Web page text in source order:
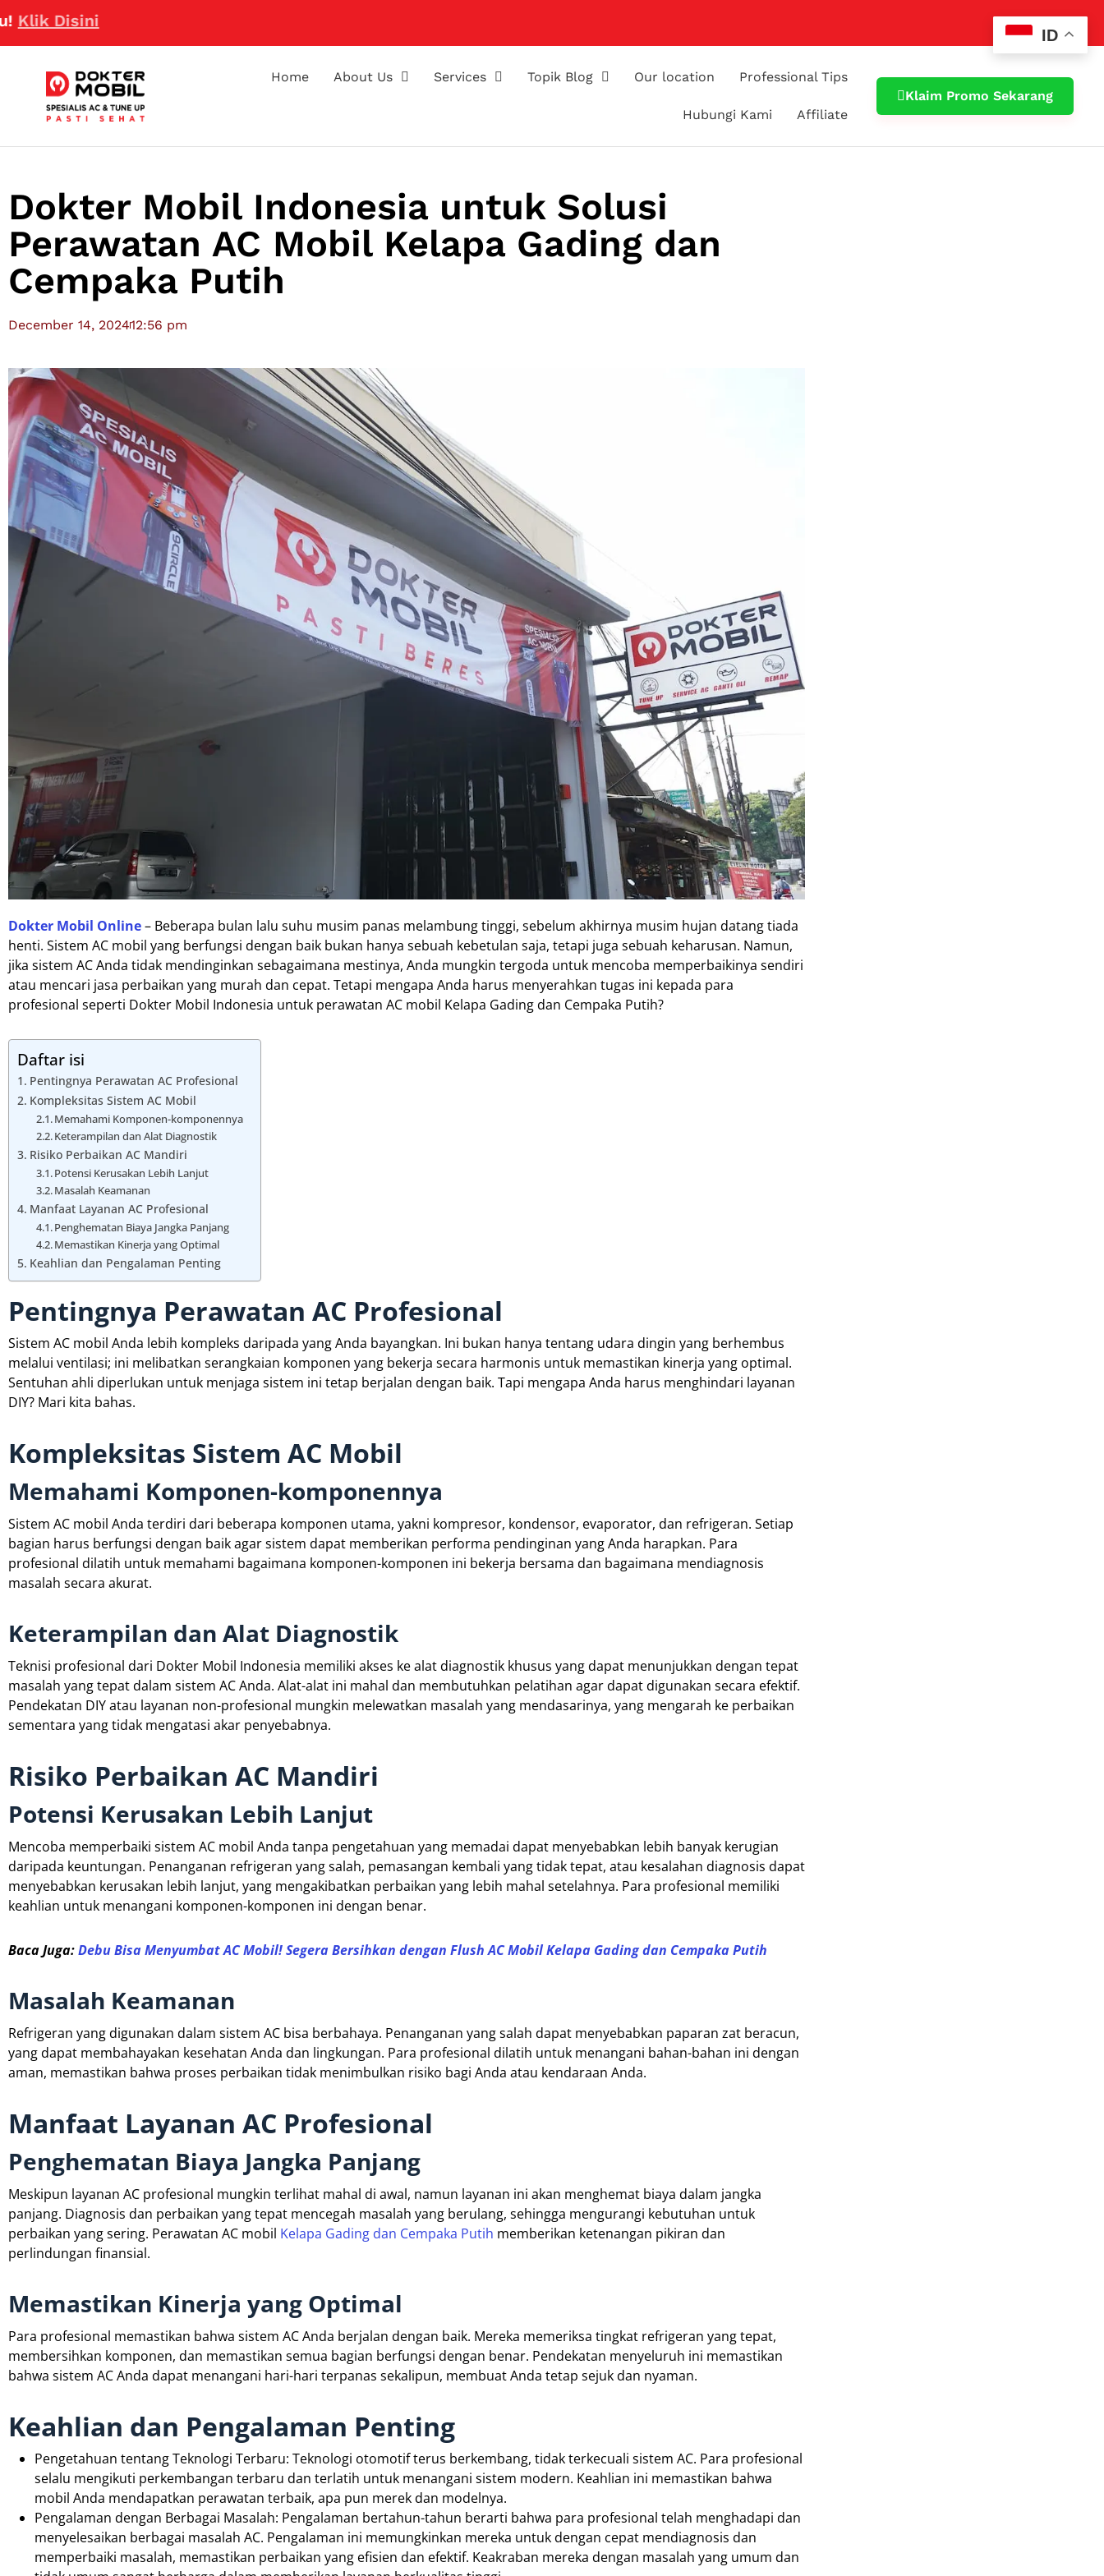
Home About Us Services Topik Blog Our location Professional Tips
Hubungi Kami Affiliate
Klaim Promo Sekarang
Dokter Mobil Indonesia untuk Solusi
Perawatan AC Mobil Kelapa Gading dan
Cempaka Putih
December 14, 202412:56 pm
Dokter Mobil Online– Beberapa bulan lalu suhu musim panas melambung tinggi, sebelum akhirnya musim hujan datang tiada
henti. Sistem AC mobil yang berfungsi dengan baik bukan hanya sebuah kebetulan saja, tetapi juga sebuah keharusan. Namun,
jika sistem AC Anda tidak mendinginkan sebagaimana mestinya, Anda mungkin tergoda untuk mencoba memperbaikinya sendiri
atau mencari jasa perbaikan yang murah dan cepat. Tetapi mengapa Anda harus menyerahkan tugas ini kepada para
profesional seperti Dokter Mobil Indonesia untuk perawatan AC mobil Kelapa Gading dan Cempaka Putih?
Daftar isi
Pentingnya Perawatan AC Profesional
Kompleksitas Sistem AC Mobil
Memahami Komponen-komponennya
Keterampilan dan Alat Diagnostik
Risiko Perbaikan AC Mandiri
Potensi Kerusakan Lebih Lanjut
Masalah Keamanan
Manfaat Layanan AC Profesional
Penghematan Biaya Jangka Panjang
Memastikan Kinerja yang Optimal
Keahlian dan Pengalaman Penting
Pentingnya Perawatan AC Profesional
Sistem AC mobil Anda lebih kompleks daripada yang Anda bayangkan. Ini bukan hanya tentang udara dingin yang berhembus
melalui ventilasi; ini melibatkan serangkaian komponen yang bekerja secara harmonis untuk memastikan kinerja yang optimal.
Sentuhan ahli diperlukan untuk menjaga sistem ini tetap berjalan dengan baik. Tapi mengapa Anda harus menghindari layanan
DIY? Mari kita bahas.
Kompleksitas Sistem AC Mobil
Memahami Komponen-komponennya
Sistem AC mobil Anda terdiri dari beberapa komponen utama, yakni kompresor, kondensor, evaporator, dan refrigeran. Setiap
bagian harus berfungsi dengan baik agar sistem dapat memberikan performa pendinginan yang Anda harapkan. Para
profesional dilatih untuk memahami bagaimana komponen-komponen ini bekerja bersama dan bagaimana mendiagnosis
masalah secara akurat.
Keterampilan dan Alat Diagnostik
Teknisi profesional dari Dokter Mobil Indonesia memiliki akses ke alat diagnostik khusus yang dapat menunjukkan dengan tepat
masalah yang tepat dalam sistem AC Anda. Alat-alat ini mahal dan membutuhkan pelatihan agar dapat digunakan secara efektif.
Pendekatan DIY atau layanan non-profesional mungkin melewatkan masalah yang mendasarinya, yang mengarah ke perbaikan
sementara yang tidak mengatasi akar penyebabnya.
Risiko Perbaikan AC Mandiri
Potensi Kerusakan Lebih Lanjut
Mencoba memperbaiki sistem AC mobil Anda tanpa pengetahuan yang memadai dapat menyebabkan lebih banyak kerugian
daripada keuntungan. Penanganan refrigeran yang salah, pemasangan kembali yang tidak tepat, atau kesalahan diagnosis dapat
menyebabkan kerusakan lebih lanjut, yang mengakibatkan perbaikan yang lebih mahal setelahnya. Para profesional memiliki
keahlian untuk menangani komponen-komponen ini dengan benar.
Baca Juga:Debu Bisa Menyumbat AC Mobil! Segera Bersihkan dengan Flush AC Mobil Kelapa Gading dan Cempaka Putih
Masalah Keamanan
Refrigeran yang digunakan dalam sistem AC bisa berbahaya. Penanganan yang salah dapat menyebabkan paparan zat beracun,
yang dapat membahayakan kesehatan Anda dan lingkungan. Para profesional dilatih untuk menangani bahan-bahan ini dengan
aman, memastikan bahwa proses perbaikan tidak menimbulkan risiko bagi Anda atau kendaraan Anda.
Manfaat Layanan AC Profesional
Penghematan Biaya Jangka Panjang
Meskipun layanan AC profesional mungkin terlihat mahal di awal, namun layanan ini akan menghemat biaya dalam jangka
panjang. Diagnosis dan perbaikan yang tepat mencegah masalah yang berulang, sehingga mengurangi kebutuhan untuk
perbaikan yang sering. Perawatan AC mobil Kelapa Gading dan Cempaka Putih memberikan ketenangan pikiran dan
perlindungan finansial.
Memastikan Kinerja yang Optimal
Para profesional memastikan bahwa sistem AC Anda berjalan dengan baik. Mereka memeriksa tingkat refrigeran yang tepat,
membersihkan komponen, dan memastikan semua bagian berfungsi dengan benar. Pendekatan menyeluruh ini memastikan
bahwa sistem AC Anda dapat menangani hari-hari terpanas sekalipun, membuat Anda tetap sejuk dan nyaman.
Keahlian dan Pengalaman Penting
Pengetahuan tentang Teknologi Terbaru: Teknologi otomotif terus berkembang, tidak terkecuali sistem AC. Para profesional
selalu mengikuti perkembangan terbaru dan terlatih untuk menangani sistem modern. Keahlian ini memastikan bahwa
mobil Anda mendapatkan perawatan terbaik, apa pun merek dan modelnya.
Pengalaman dengan Berbagai Masalah: Pengalaman bertahun-tahun berarti bahwa para profesional telah menghadapi dan
menyelesaikan berbagai masalah AC. Pengalaman ini memungkinkan mereka untuk dengan cepat mendiagnosis dan
memperbaiki masalah, memastikan perbaikan yang efisien dan efektif. Keakraban mereka dengan masalah yang umum dan
ID